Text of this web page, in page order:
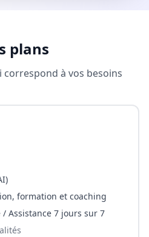
plans
correspond à vos besoins
formation et coaching
Assistance 7 jours sur 7